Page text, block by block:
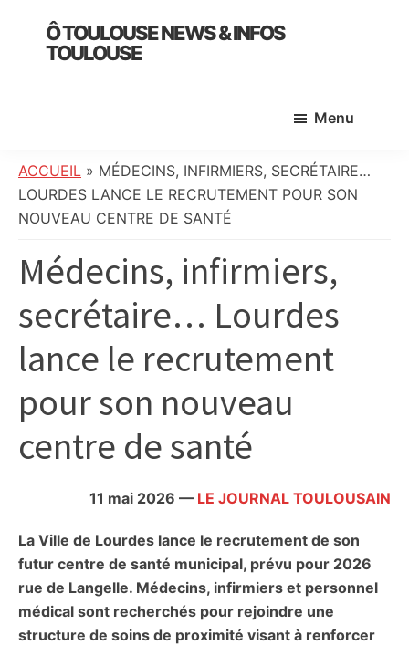
primary
Ô TOULOUSE NEWS & INFOS
TOULOUSE
:
info
locale,
culture,
politique,
météo,
divers
initiatives
citoyennes
Menu
ACCUEIL » MÉDECINS, INFIRMIERS, SECRÉTAIRE…
LOURDES LANCE LE RECRUTEMENT POUR SON
NOUVEAU CENTRE DE SANTÉ
Médecins, infirmiers,
secrétaire… Lourdes
lance le recrutement
pour son nouveau
centre de santé
11 mai 2026 — LE JOURNAL TOULOUSAIN
La Ville de Lourdes lance le recrutement de son
futur centre de santé municipal, prévu pour 2026
rue de Langelle. Médecins, infirmiers et personnel
médical sont recherchés pour rejoindre une
structure de soins de proximité visant à renforcer